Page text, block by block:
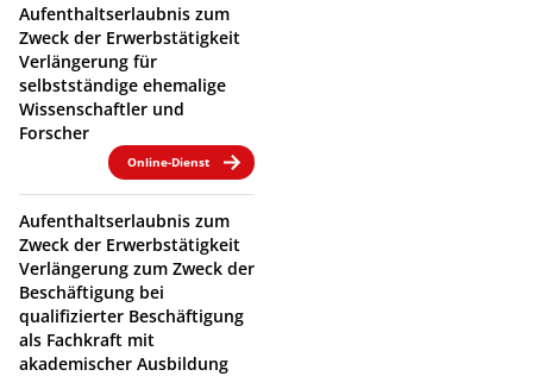
Aufenthaltserlaubnis zum
Zweck der Erwerbstätigkeit
Verlängerung für
selbstständige ehemalige
Wissenschaftler und
Forscher
Online-Dienst
Aufenthaltserlaubnis zum
Zweck der Erwerbstätigkeit
Verlängerung zum Zweck der
Beschäftigung bei
qualifizierter Beschäftigung
als Fachkraft mit
akademischer Ausbildung